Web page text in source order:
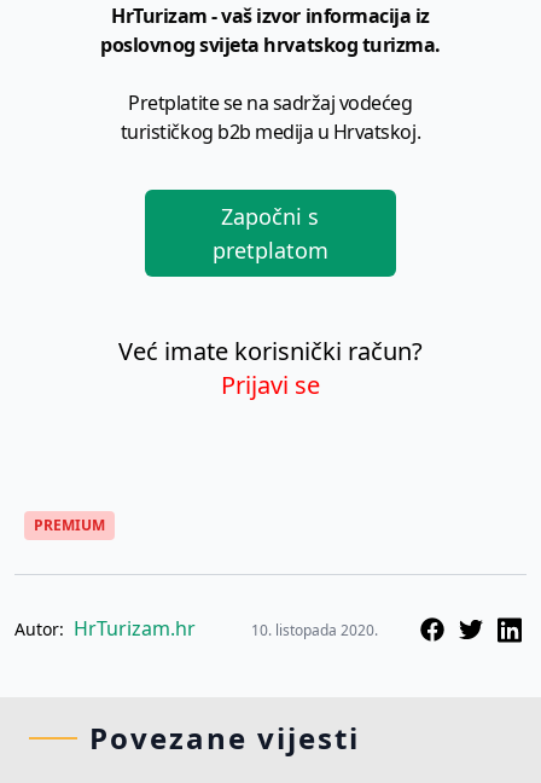
HrTurizam - vaš izvor informacija iz
poslovnog svijeta hrvatskog turizma.
Pretplatite se na sadržaj vodećeg
turističkog b2b medija u Hrvatskoj.
Započni s
pretplatom
Već imate korisnički račun?
Prijavi se
PREMIUM
Autor: HrTurizam.hr 10. listopada 2020.
Povezane vijesti